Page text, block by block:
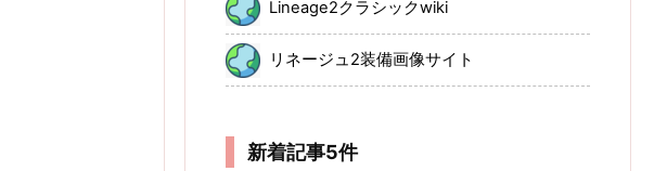
Lineage2クラシックwiki
リネージュ2装備画像サイト
新着記事5件